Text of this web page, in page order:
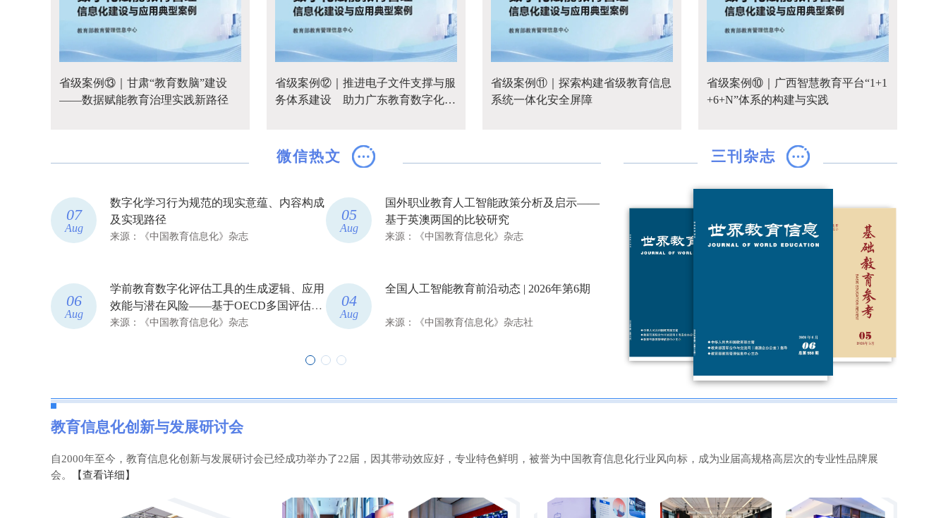
省级案例⑬｜甘肃“教育数脑”建设
——数据赋能教育治理实践新路径
省级案例⑫｜推进电子文件支撑与服
务体系建设 助力广东教育数字化转
省级案例⑪｜探索构建省级教育信息
系统一体化安全屏障
省级案例⑩｜广西智慧教育平台“1+1
+6+N”体系的构建与实践
微信热文
05
Aug
国外职业教育人工智能政策分析及启示——
基于英澳两国的比较研究
来源：《中国教育信息化》杂志
04
Aug
全国人工智能教育前沿动态 | 2026年第6期
来源：《中国教育信息化》杂志社
03
Aug
教育部关于举办中国国际大学生创新大赛
（2026）的通知
来源：教育部官网
31
Jul
从“会用CAD”到“理解智能设计”——高校AI
来源：《中国教育信息化》杂志社
30
课程教材研究项目立项的通知
来源：教育部官网
本期特稿｜张进宝等 从“离身”到“具身”：中
三刊杂志
教育信息化创新与发展研讨会
自2000年至今，教育信息化创新与发展研讨会已经成功举办了22届，因其带动效应好，专业特色鲜明，被誉为中国教育信息化行业风向标，成为业届高规格高层次的专业性品牌展
会。
【查看详细】